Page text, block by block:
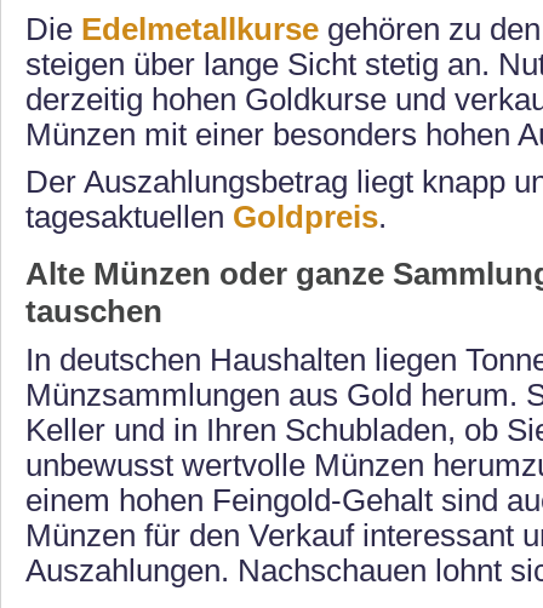
Die Edelmetallkurse gehören zu
steigen über lange Sicht stetig an.
derzeitig hohen Goldkurse und
Münzen mit einer besonders hohen
Der Auszahlungsbetrag liegt knapp
tagesaktuellen Goldpreis.
Alte Münzen oder ganze
tauschen
In deutschen Haushalten liegen
Münzsammlungen aus Gold herum.
Keller und in Ihren Schubladen, ob
unbewusst wertvolle Münzen
einem hohen Feingold-Gehalt sind
Münzen für den Verkauf interessant
Auszahlungen. Nachschauen lohnt